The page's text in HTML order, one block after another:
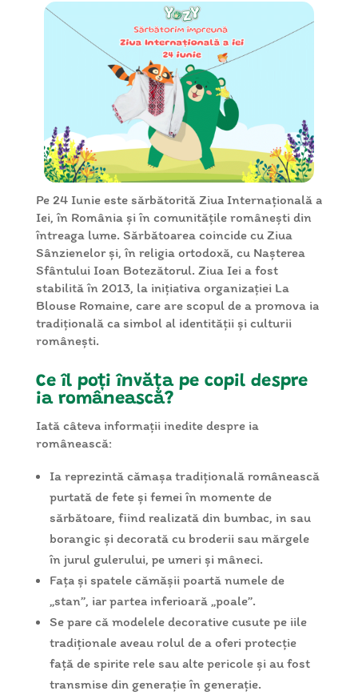
Pe 24 Iunie este sărbătorită Ziua Internațională a
Iei, în România și în comunitățile românești din
întreaga lume. Sărbătoarea coincide cu Ziua
Sânzienelor și, în religia ortodoxă, cu Nașterea
Sfântului Ioan Botezătorul. Ziua Iei a fost
stabilită în 2013, la inițiativa organizației La
Blouse Romaine, care are scopul de a promova ia
tradițională ca simbol al identității și culturii
românești.
Ce îl poți învăța pe copil despre
ia românească?
Iată câteva informații inedite despre ia
românească:
Ia reprezintă cămașa tradițională românească
purtată de fete și femei în momente de
sărbătoare, fiind realizată din bumbac, in sau
borangic și decorată cu broderii sau mărgele
în jurul gulerului, pe umeri și mâneci.
Fața și spatele cămășii poartă numele de
„stan”, iar partea inferioară „poale”.
Se pare că modelele decorative cusute pe iile
tradiționale aveau rolul de a oferi protecție
față de spirite rele sau alte pericole și au fost
transmise din generație în generație.